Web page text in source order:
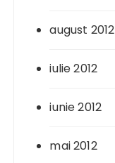
august 2012
iulie 2012
iunie 2012
mai 2012